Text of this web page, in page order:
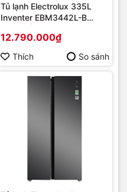
Tủ lạnh Electrolux 335L
Inventer EBM3442L-B
12.790.000₫
Thích So sánh